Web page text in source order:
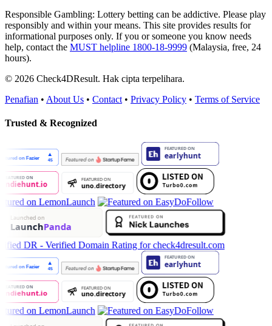
Responsible Gambling: Lottery betting can be addictive. Please play
responsibly and within your means. This site provides results for
informational purposes only. If you or someone you know needs
help, contact the MUST helpline 1800-18-9999 (Malaysia, free, 24
hours).
© 2026 Check4DResult. Hak cipta terpelihara.
Penafian • About Us • Contact • Privacy Policy • Terms of Service
Trusted & Recognized